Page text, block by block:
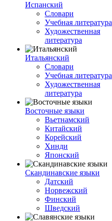
Испанский
Словари
Учебная литература
Художественная
литература
Итальянский
Словари
Учебная литература
Художественная
литература
Восточные языки
Вьетнамский
Китайский
Корейский
Хинди
Японский
Скандинавские языки
Датский
Норвежский
Финский
Шведский